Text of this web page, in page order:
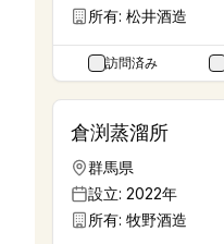
所有: 松井酒造
訪問済み
倉渕蒸溜所
群馬県
設立: 2022年
所有: 牧野酒造